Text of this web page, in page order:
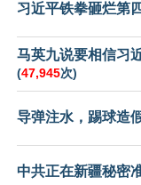
习近平铁拳砸烂第
马英九说要相信习
(47,945次)
导弹注水，踢球造
中共正在新疆秘密